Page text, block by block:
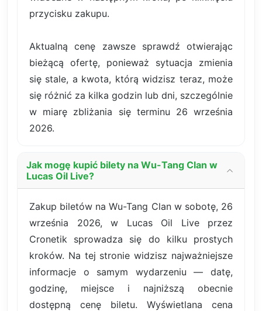
przycisku zakupu.
Aktualną cenę zawsze sprawdź otwierając
bieżącą ofertę, ponieważ sytuacja zmienia
się stale, a kwota, którą widzisz teraz, może
się różnić za kilka godzin lub dni, szczególnie
w miarę zbliżania się terminu 26 września
2026.
Jak mogę kupić bilety na Wu-Tang Clan w
Lucas Oil Live?
Zakup biletów na Wu-Tang Clan w sobotę, 26
września 2026, w Lucas Oil Live przez
Cronetik sprowadza się do kilku prostych
kroków. Na tej stronie widzisz najważniejsze
informacje o samym wydarzeniu — datę,
godzinę, miejsce i najniższą obecnie
dostępną cenę biletu. Wyświetlana cena